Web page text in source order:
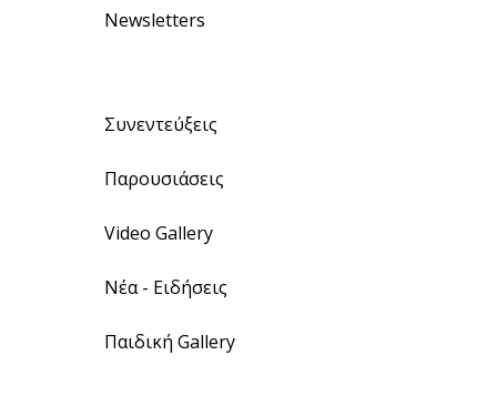
Newsletters
Συνεντεύξεις
Παρουσιάσεις
Video Gallery
Νέα - Ειδήσεις
Παιδική Gallery